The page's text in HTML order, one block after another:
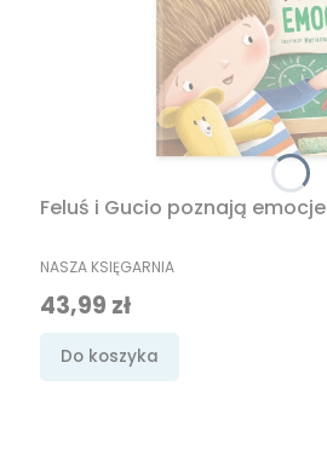
Feluś i Gucio poznają emocje
PRODUCENT
NASZA KSIĘGARNIA
Cena promocyjna
43,99 zł
Do koszyka